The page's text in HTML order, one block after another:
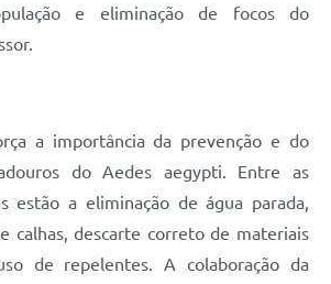
e eliminação de focos do
a importância da prevenção e do
do Aedes aegypti. Entre as
estão a eliminação de água parada,
calhas, descarte correto de materiais
de repelentes. A colaboração da